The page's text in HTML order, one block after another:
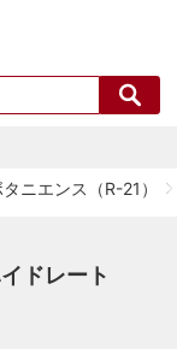
タニエンス（R-21）
ドレート